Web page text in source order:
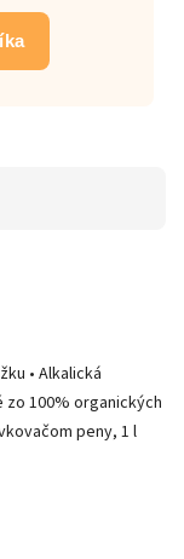
• Alkalická
100% organických
peny, 1 l